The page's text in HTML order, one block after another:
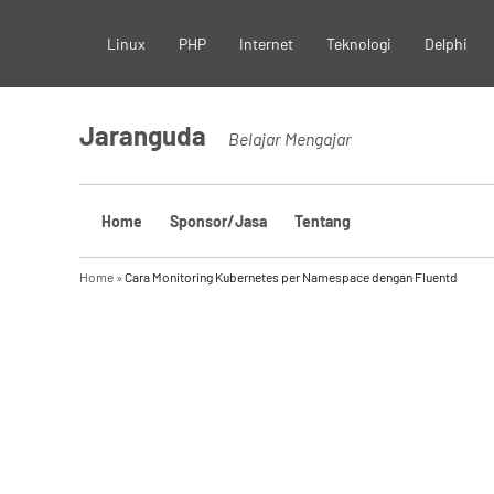
content
Linux PHP Internet Teknologi Delphi
Jaranguda Belajar Mengajar
Home Sponsor/Jasa Tentang
Home »Cara Monitoring Kubernetes per Namespace dengan Fluentd